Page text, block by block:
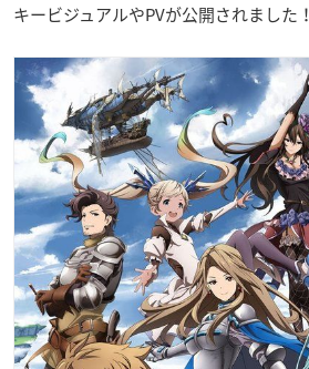
キービジュアルやPVが公開されました！